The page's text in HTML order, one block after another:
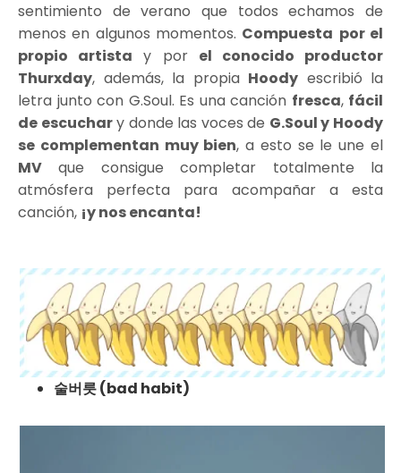
sentimiento de verano que todos echamos de
menos en algunos momentos. Compuesta por el
propio artista y por el conocido productor
Thurxday, además, la propia Hoody escribió la
letra junto con G.Soul. Es una canción fresca, fácil
de escuchary donde las voces de G.Soul y Hoody
se complementan muy bien, a esto se le une el
MV que consigue completar totalmente la
atmósfera perfecta para acompañar a esta
canción, ¡y nos encanta!
술버릇 (bad habit)